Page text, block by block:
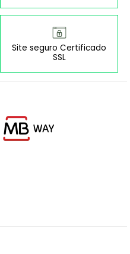
Site seguro Certificado
SSL